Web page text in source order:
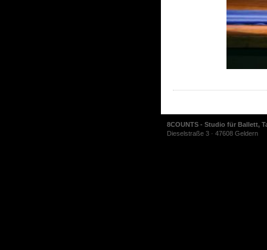
8COUNTS - Studio für Ballett,
Dieselstraße 3 · 47608 Geldern